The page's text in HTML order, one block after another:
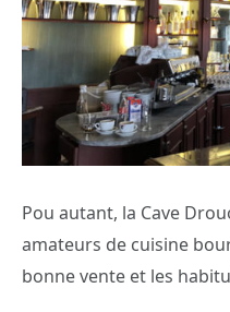
Pou autant, la Cave
amateurs de cuisine
bonne vente et les